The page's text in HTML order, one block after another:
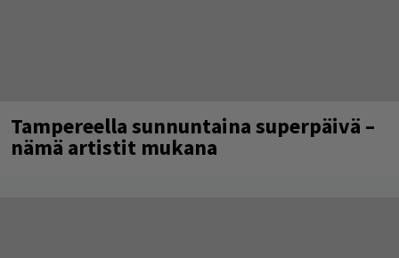
Tampereella sunnuntaina superpäivä –
nämä artistit mukana